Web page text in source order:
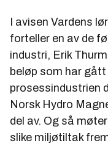
I avisen Vardens
forteller en av de
industri, Erik
beløp som har gått
prosessindustrien
Norsk Hydro
del av. Og så
slike miljøtiltak